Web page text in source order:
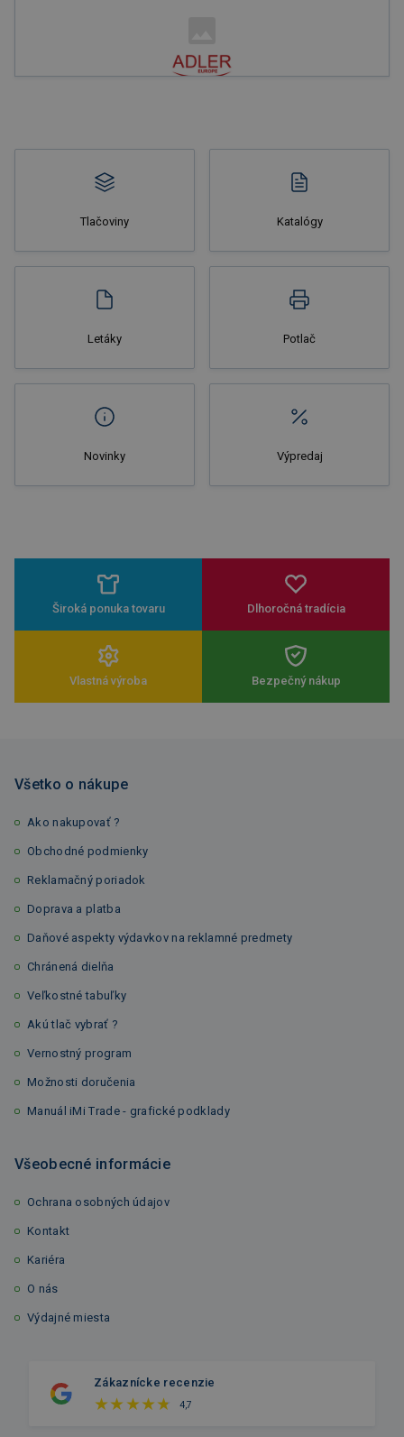
Tlačoviny Katalógy
Letáky Potlač
Novinky Výpredaj
Široká ponuka tovaru Dlhoročná tradícia
Vlastná výroba Bezpečný nákup
Všetko o nákupe
Ako nakupovať ?
Obchodné podmienky
Reklamačný poriadok
Doprava a platba
Daňové aspekty výdavkov na reklamné predmety
Chránená dielňa
Veľkostné tabuľky
Akú tlač vybrať ?
Vernostný program
Možnosti doručenia
Manuál iMi Trade - grafické podklady
Všeobecné informácie
Ochrana osobných údajov
Kontakt
Kariéra
O nás
Výdajné miesta
Zákaznícke recenzie
4,7